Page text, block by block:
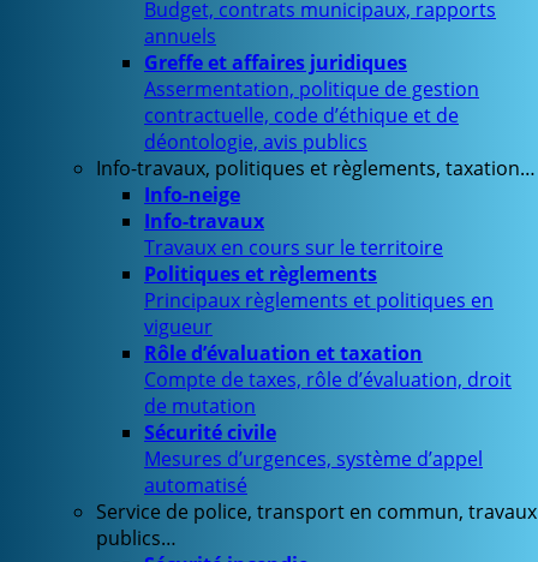
Budget, contrats municipaux, rapports
annuels
Greffe et affaires juridiques
Assermentation, politique de gestion
contractuelle, code d’éthique et de
déontologie, avis publics
Info-travaux, politiques et règlements, taxation…
Info-neige
Info-travaux
Travaux en cours sur le territoire
Politiques et règlements
Principaux règlements et politiques en
vigueur
Rôle d’évaluation et taxation
Compte de taxes, rôle d’évaluation, droit
de mutation
Sécurité civile
Mesures d’urgences, système d’appel
automatisé
Service de police, transport en commun, travaux
publics…